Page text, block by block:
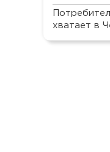
хватает в